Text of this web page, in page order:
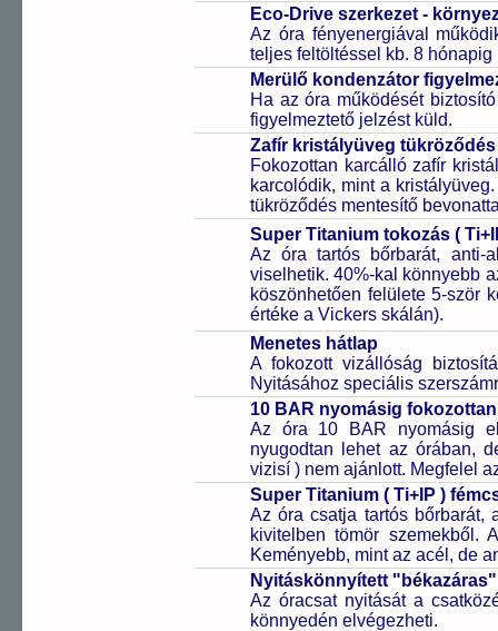
Eco-Drive szerkezet -
Az óra fényenergiával
teljes feltöltéssel kb. 8
Merülő kondenzátor
Ha az óra működését
figyelmeztető jelzést küld.
Zafír kristályüveg
Fokozottan karcálló zafír
karcolódik, mint a
tükröződés mentesítő
Super Titanium tokozás (
Az óra tartós bőrbarát, anti-
viselhetik. 40%-kal könnyebb
köszönhetően felülete 5-ször
értéke a Vickers skálán).
Menetes hátlap
A fokozott vizállóság
Nyitásához speciális
10 BAR nyomásig
Az óra 10 BAR nyomásig
nyugodtan lehet az órában,
vizisí ) nem ajánlott. Megfelel
Super Titanium ( Ti+IP )
Az óra csatja tartós bőrbarát,
kivitelben tömör szemekből.
Keményebb, mint az acél, de
Nyitáskönnyített
Az óracsat nyitását a
könnyedén elvégezheti.